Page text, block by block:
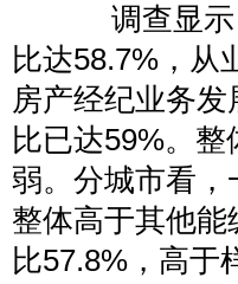
调查显示
比达58.7%，从
房产经纪业务
比已达59%。
弱。分城市看
整体高于其他
比57.8%，高于